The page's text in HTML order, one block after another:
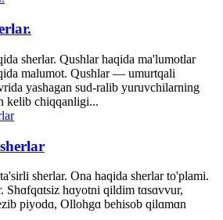
sherlar. Qushlar haqida ma'lumotlar
malumot. Qushlar — umurtqali
yashagan sud-ralib yuruvchilarning
kelib chiqqanligi...
sherlar. Ona haqida sherlar to'plami.
Shɑfqɑtsiz hɑyotni qildim tɑsɑvvur,
piyodɑ, Ollohgɑ behisob qilɑmɑn